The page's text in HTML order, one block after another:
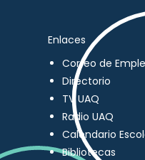
Enlaces
Correo de
Directorio
TV UAQ
Radio UAQ
Calendario
Bibliotecas